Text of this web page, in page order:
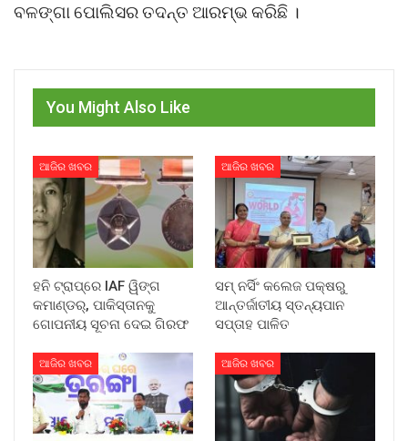
ବଳଙ୍ଗା ପୋଲିସର ତଦନ୍ତ ଆରମ୍ଭ କରିଛି ।
You Might Also Like
ଆଜିର ଖବର
ହନି ଟ୍ରାପ୍‌ରେ IAF ୱିଙ୍ଗ
କମାଣ୍ଡର୍, ପାକିସ୍ତାନକୁ
ଗୋପନୀୟ ସୂଚନା ଦେଇ ଗିରଫ
ଆଜିର ଖବର
ସମ୍ ନର୍ସିଂ କଲେଜ ପକ୍ଷରୁ
ଆନ୍ତର୍ଜାତୀୟ ସ୍ତନ୍ୟପାନ
ସପ୍ତାହ ପାଳିତ
ଆଜିର ଖବର ଆଜିର ଖବର